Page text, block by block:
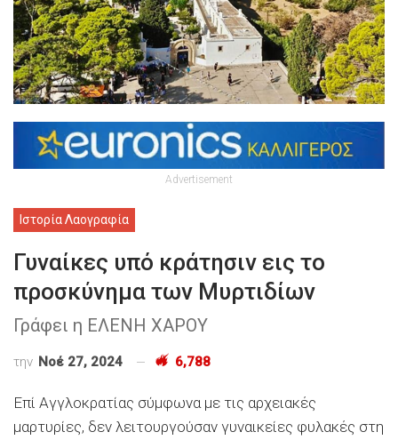
Advertisement
Ιστορία Λαογραφία
Γυναίκες υπό κράτησιν εις το
προσκύνημα των Μυρτιδίων
Γράφει η ΕΛΕΝΗ ΧΑΡΟΥ
την Νοέ 27, 2024 6,788
Επί Αγγλοκρατίας σύμφωνα με τις αρχειακές
μαρτυρίες, δεν λειτουργούσαν γυναικείες φυλακές στη